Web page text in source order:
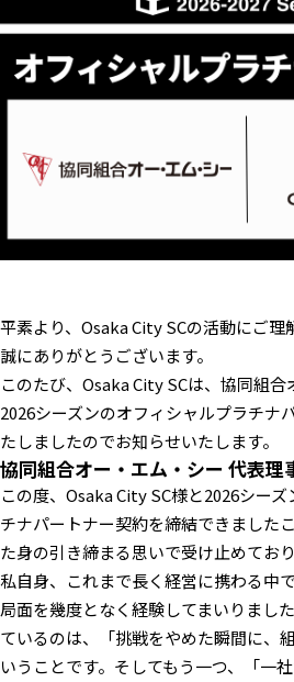
平素より、Osaka City SCの活動にご理
誠にありがとうございます。
このたび、Osaka City SCは、協同組合
2026シーズンのオフィシャルプラチナ
たしましたのでお知らせいたします。
協同組合オー・エム・シー 代表理
この度、Osaka City SC様と2026シー
チナパートナー契約を締結できました
た身の引き締まる思いで受け止めており
私自身、これまで長く経営に携わる中
局面を幾度となく経験してまいりまし
ているのは、「挑戦をやめた瞬間に、
いうことです。そしてもう一つ、「一